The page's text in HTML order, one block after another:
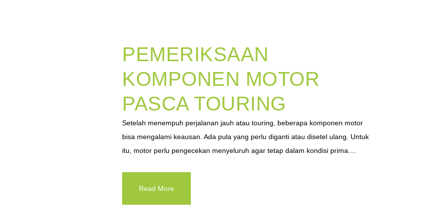
PEMERIKSAAN
KOMPONEN MOTOR
PASCA TOURING
Setelah menempuh perjalanan jauh atau touring, beberapa komponen motor
bisa mengalami keausan. Ada pula yang perlu diganti atau disetel ulang. Untuk
itu, motor perlu pengecekan menyeluruh agar tetap dalam kondisi prima....
Read More